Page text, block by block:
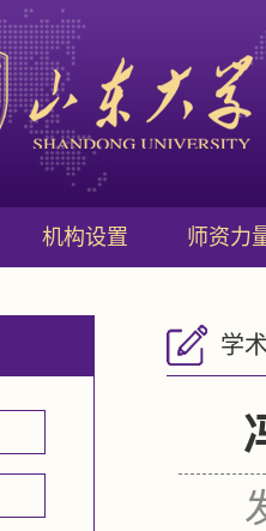
机构设置 师资力
学